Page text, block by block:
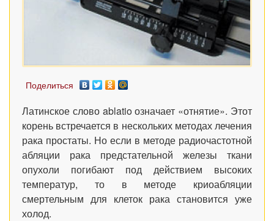
Поделиться
Латинское слово ablatio означает «отнятие». Этот
корень встречается в нескольких методах лечения
рака простаты. Но если в методе радиочастотной
абляции рака предстательной железы ткани
опухоли погибают под действием высоких
температур, то в методе криоабляции
смертельным для клеток рака становится уже
холод.